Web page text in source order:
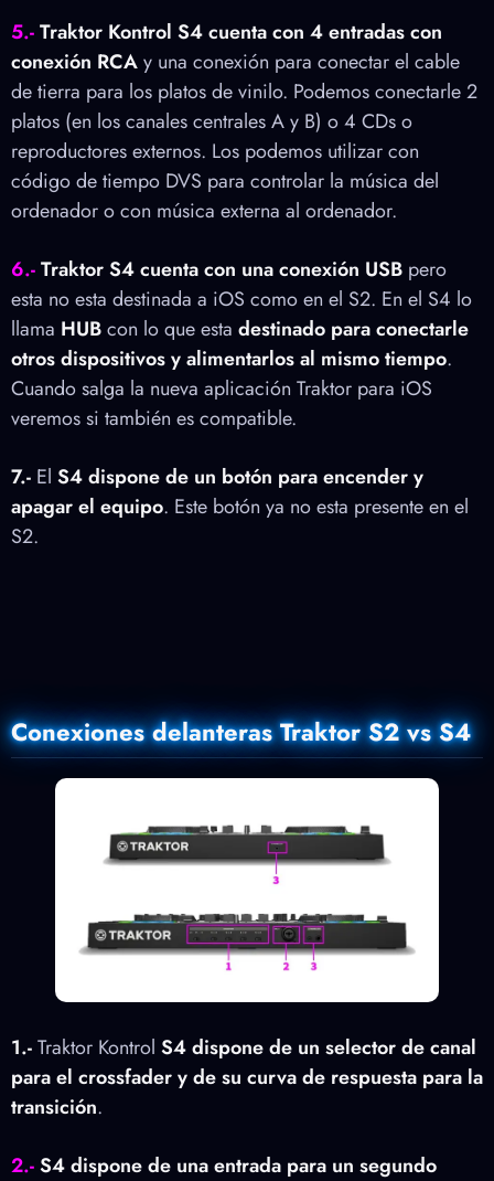
5.-Traktor Kontrol S4 cuenta con 4 entradas con
conexión RCAy una conexión para conectar el cable
de tierra para los platos de vinilo. Podemos conectarle 2
platos (en los canales centrales A y B) o 4 CDs o
reproductores externos. Los podemos utilizar con
código de tiempo DVS para controlar la música del
ordenador o con música externa al ordenador.
6.-Traktor S4 cuenta con una conexión USB pero
esta no esta destinada a iOS como en el S2. En el S4 lo
llama HUBcon lo que esta destinado para conectarle
otros dispositivos y alimentarlos al mismo tiempo.
Cuando salga la nueva aplicación Traktor para iOS
veremos si también es compatible.
7.- El S4dispone de un botón para encender y
apagar el equipo. Este botón ya no esta presente en el
S2.
Conexiones delanteras Traktor S2 vs S4
1.-Traktor Kontrol S4dispone de un selector de canal
para el crossfader y de su curva de respuesta para la
transición.
2.-S4 dispone de una entrada para un segundo